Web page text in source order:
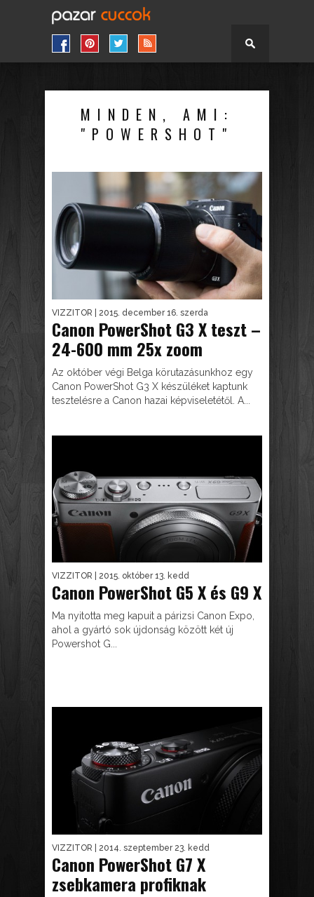
MINDEN, AMI:
"POWERSHOT"
VIZZITOR | 2015. december 16. szerda
Canon PowerShot G3 X teszt –
24-600 mm 25x zoom
Az október végi Belga körutazásunkhoz egy
Canon PowerShot G3 X készüléket kaptunk
tesztelésre a Canon hazai képviseletétől. A...
VIZZITOR | 2015. október 13. kedd
Canon PowerShot G5 X és G9 X
Ma nyitotta meg kapuit a párizsi Canon Expo,
ahol a gyártó sok újdonság között két új
Powershot G...
VIZZITOR | 2014. szeptember 23. kedd
Canon PowerShot G7 X
zsebkamera profiknak